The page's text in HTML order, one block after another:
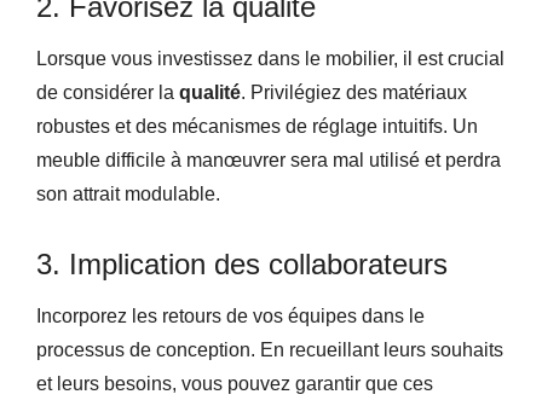
2. Favorisez la qualité
Lorsque vous investissez dans le mobilier, il est crucial
de considérer la qualité. Privilégiez des matériaux
robustes et des mécanismes de réglage intuitifs. Un
meuble difficile à manœuvrer sera mal utilisé et perdra
son attrait modulable.
3. Implication des collaborateurs
Incorporez les retours de vos équipes dans le
processus de conception. En recueillant leurs souhaits
et leurs besoins, vous pouvez garantir que ces